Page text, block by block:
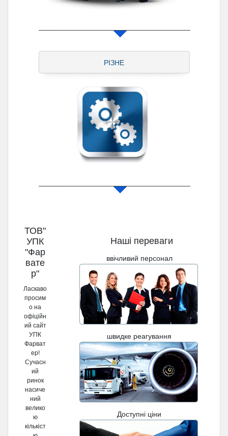
РІЗНЕ
Наші переваги
ввічливий персонал
швидке реагування
Доступні ціни
ТОВ"
УПК
"Фар
вате
р"
Ласкаво
просим
о на
офіційн
ий сайт
УПК
Фарват
ер!
Сучасн
ий
ринок
насиче
ний
велико
ю
кількіст